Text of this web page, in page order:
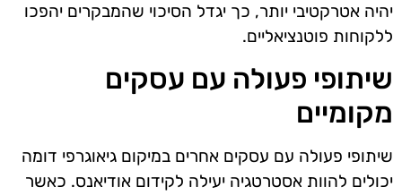
יהיה אטרקטיבי יותר, כך יגדל הסיכוי שהמבקרים יהפכו
ללקוחות פוטנציאליים.
שיתופי פעולה עם עסקים
מקומיים
שיתופי פעולה עם עסקים אחרים במיקום גיאוגרפי דומה
יכולים להוות אסטרטגיה יעילה לקידום אודיאנס. כאשר